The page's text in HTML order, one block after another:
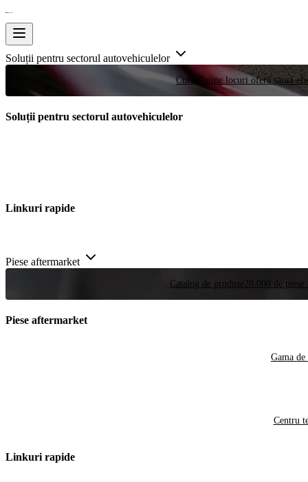
Soluții pentru sectorul autovehiculelor
Curse Puține locuri oferă șansa
Soluții pentru sectorul autovehiculelor
Linkuri rapide
Piese aftermarket
Catalog de produse 20.000 de
Piese aftermarket
Gama de
Centru
Linkuri rapide